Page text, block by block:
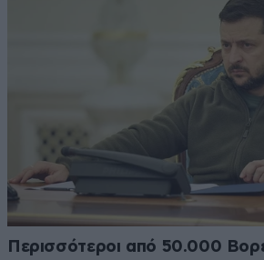
Περισσότεροι από 50.000